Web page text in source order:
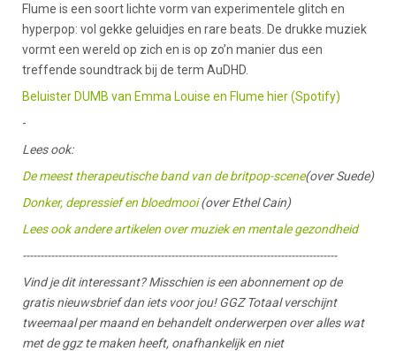
Flume is een soort lichte vorm van experimentele glitch en
hyperpop: vol gekke geluidjes en rare beats. De drukke muziek
vormt een wereld op zich en is op zo’n manier dus een
treffende soundtrack bij de term AuDHD.
Beluister DUMB van Emma Louise en Flume hier (Spotify)
-
Lees ook:
De meest therapeutische band van de britpop-scene(over Suede)
Donker, depressief en bloedmooi(over Ethel Cain)
Lees ook andere artikelen over muziek en mentale gezondheid
-----------------------------------------------------------------------------------------
Vind je dit interessant? Misschien is een abonnement op de
gratis nieuwsbrief dan iets voor jou! GGZ Totaal verschijnt
tweemaal per maand en behandelt onderwerpen over alles wat
met de ggz te maken heeft, onafhankelijk en niet